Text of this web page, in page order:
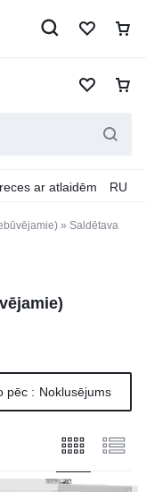
ar atlaidēm RU
» Saldētava
pēc : Noklusējums